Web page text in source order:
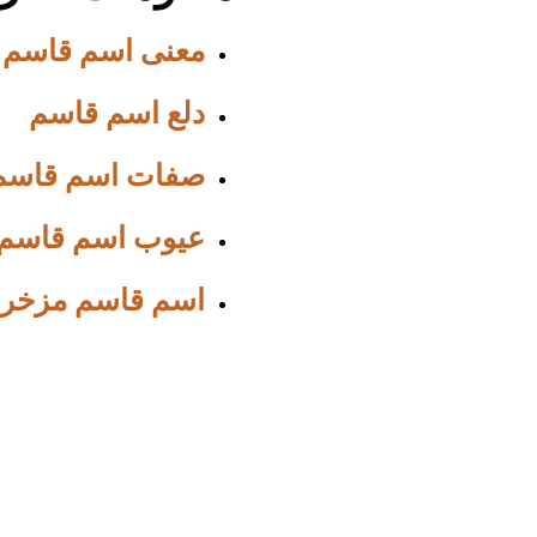
معنى اسم قاسم
دلع اسم قاسم
صفات اسم
عيوب اسم
اسم قاسم